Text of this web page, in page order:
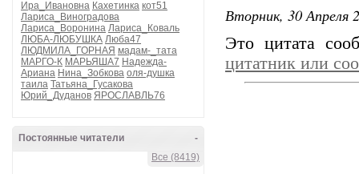
Ира_Ивановна Кахетинка кот51
Лариса_Виноградова
Лариса_Воронина Лариса_Коваль
ЛЮБА-ЛЮБУШКА Люба47
ЛЮДМИЛА_ГОРНАЯ мадам-_тата
МАРГО-К МАРЬЯША7 Надежда-
Ариана Нина_Зобкова оля-душка
таила Татьяна_Гусакова
Юрий_Дуданов ЯРОСЛАВЛЬ76
-
Постоянные читатели
Все (8419)
Вторник, 30 Апреля
Это цитата
цитатник или